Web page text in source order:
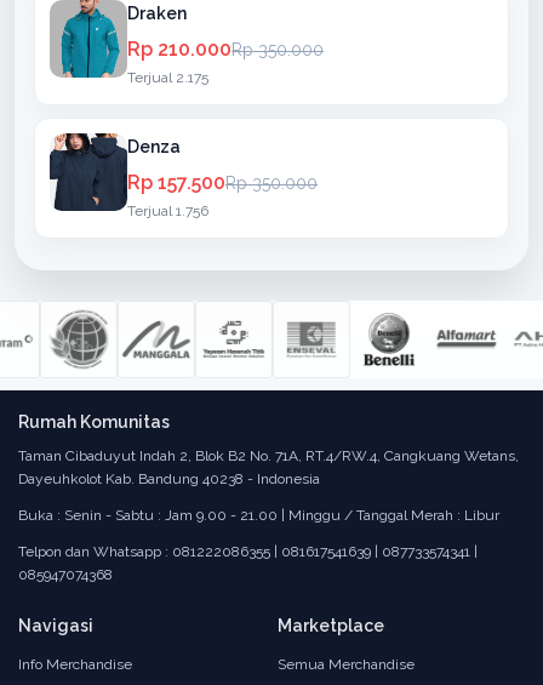
Draken
Rp 210.000Rp 350.000
Terjual 2.175
Denza
Rp 157.500Rp 350.000
Terjual 1.756
Rumah Komunitas
Taman Cibaduyut Indah 2, Blok B2 No. 71A, RT.4/RW.4, Cangkuang Wetans,
Dayeuhkolot Kab. Bandung 40238 - Indonesia
Buka : Senin - Sabtu : Jam 9.00 - 21.00 | Minggu / Tanggal Merah : Libur
Telpon dan Whatsapp : 081222086355 | 081617541639 | 087733574341 |
085947074368
Navigasi
Info Merchandise
Marketplace
Semua Merchandise